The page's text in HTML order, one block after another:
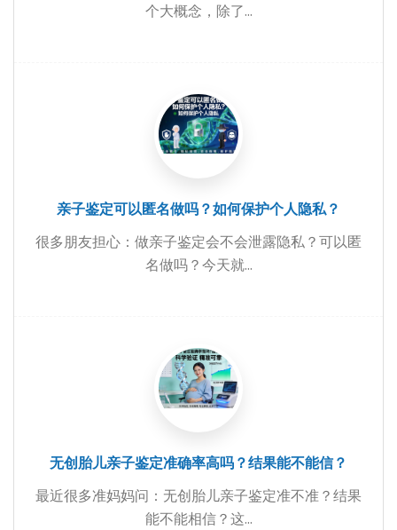
个大概念，除了...
亲子鉴定可以匿名做吗？如何保护个人隐私？
很多朋友担心：做亲子鉴定会不会泄露隐私？可以匿
名做吗？今天就...
无创胎儿亲子鉴定准确率高吗？结果能不能信？
最近很多准妈妈问：无创胎儿亲子鉴定准不准？结果
能不能相信？这...